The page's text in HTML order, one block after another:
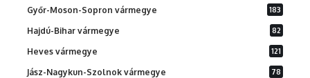
Győr-Moson-Sopron vármegye 183
Hajdú-Bihar vármegye 82
Heves vármegye 121
Jász-Nagykun-Szolnok vármegye 78